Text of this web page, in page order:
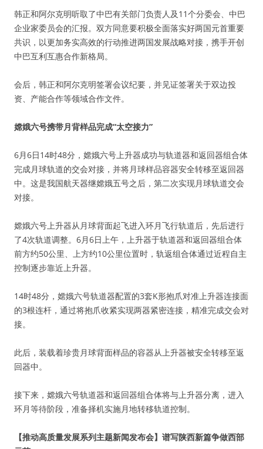
韩正和阿尔克明听取了中巴有关部门负责人及11个分委会、中巴
企业家委员会的汇报。双方同意要积极全面落实好两国元首重要
共识，以更加务实高效的行动推进两国发展战略对接，携手开创
中巴互利互惠合作新格局。
会后，韩正和阿尔克明签署会议纪要，并见证签署关于双边投
资、产能合作等领域合作文件。
嫦娥六号携带月背样品完成“太空接力”
6月6日14时48分，嫦娥六号上升器成功与轨道器和返回器组合体
完成月球轨道的交会对接，并将月球样品容器安全转移至返回器
中。这是我国航天器继嫦娥五号之后，第二次实现月球轨道交会
对接。
嫦娥六号上升器从月球背面起飞进入环月飞行轨道后，先后进行
了4次轨道调整。6月6日上午，上升器于轨道器和返回器组合体
前方约50公里、上方约10公里位置时，轨返组合体通过近程自主
控制逐步靠近上升器。
14时48分，嫦娥六号轨道器配置的3套K形抱爪对准上升器连接面
的3根连杆，通过将抱爪收紧实现两器紧密连接，精准完成交会对
接。
此后，装载着珍贵月球背面样品的容器从上升器被安全转移至返
回器中。
接下来，嫦娥六号轨道器和返回器组合体将与上升器分离，进入
环月等待阶段，准备择机实施月地转移轨道控制。
【推动高质量发展系列主题新闻发布会】谱写陕西新篇争做西部